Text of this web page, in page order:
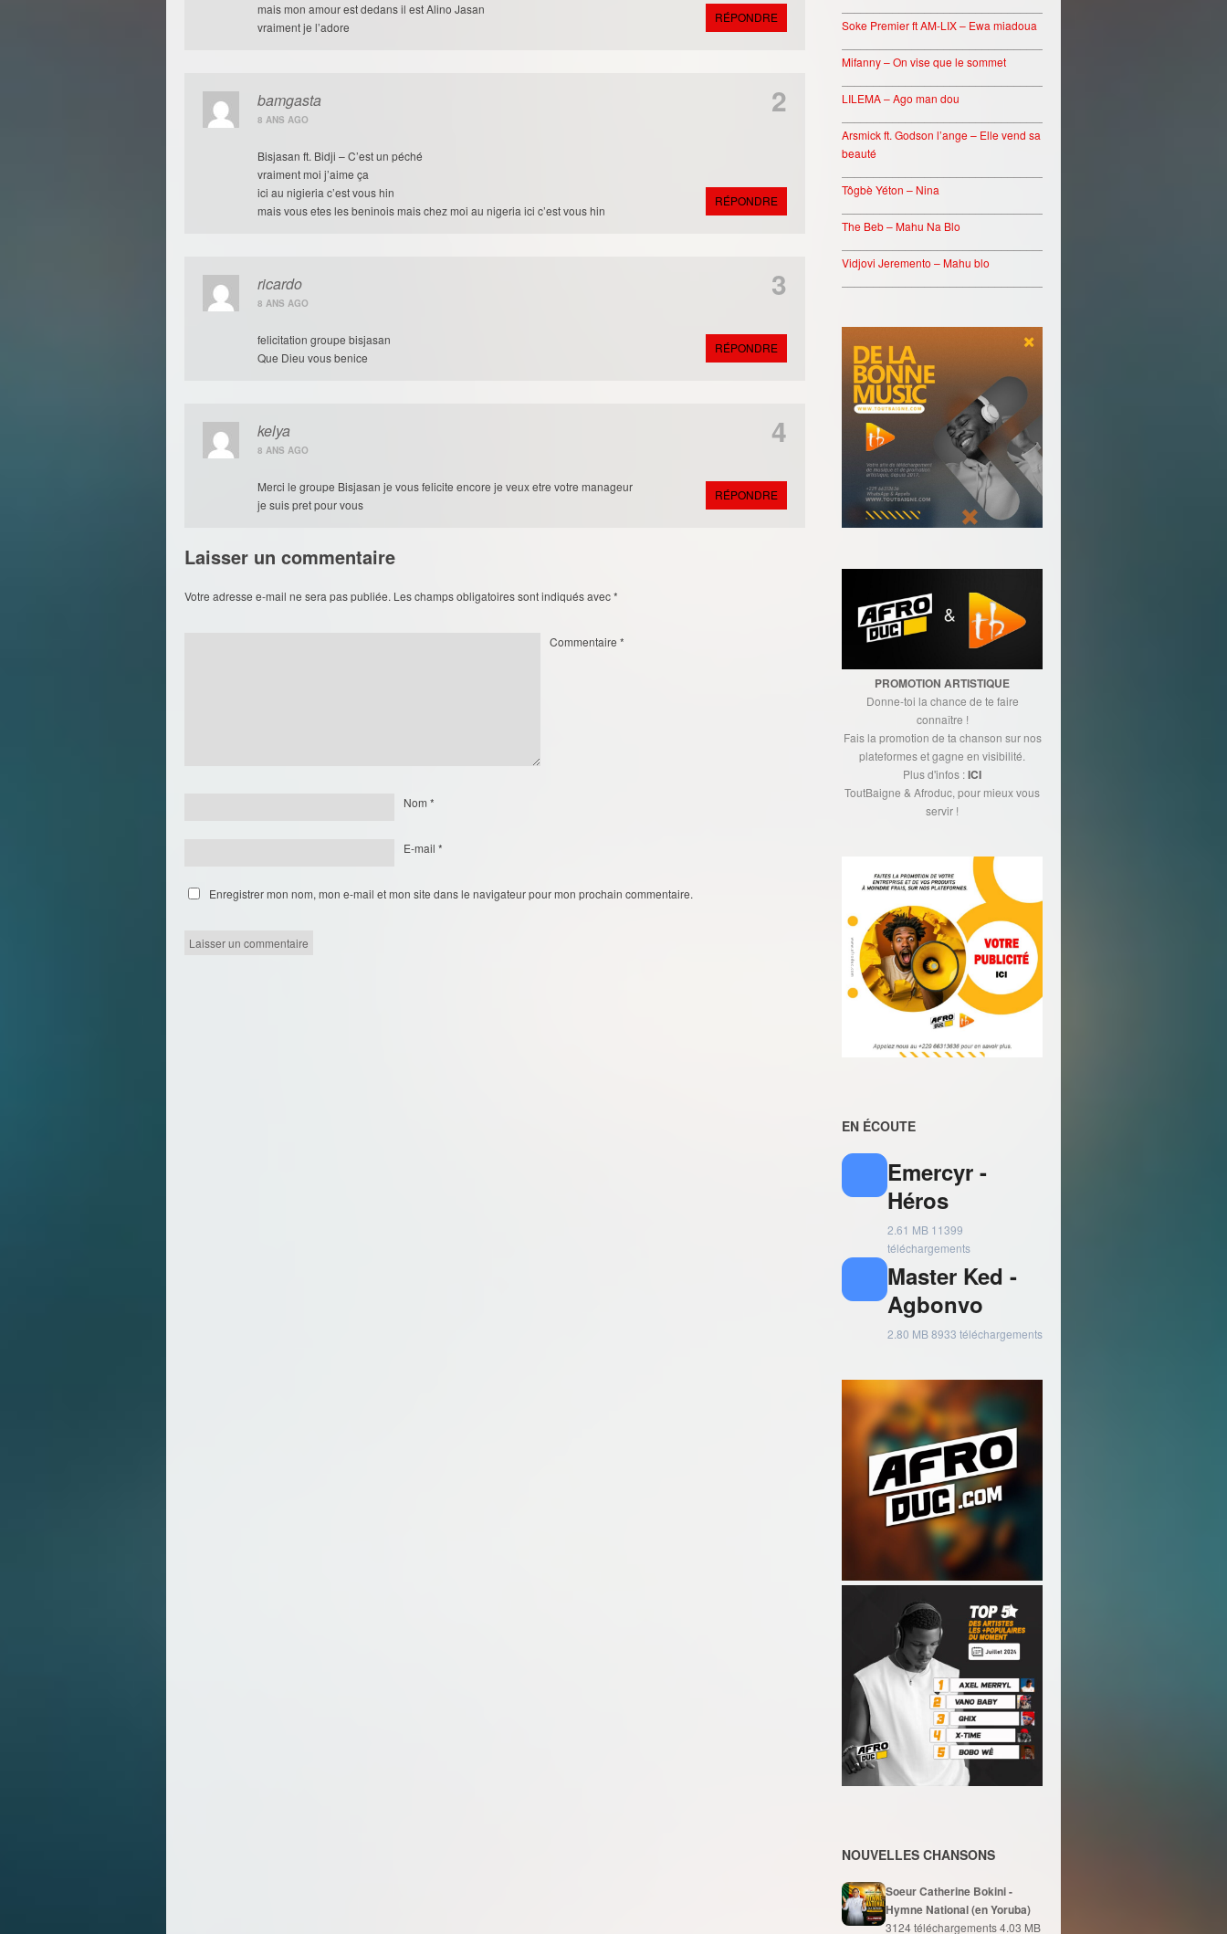
mais mon amour est dedans il est Alino Jasan
vraiment je l’adore
RÉPONDRE
bamgasta
8 ANS AGO
Bisjasan ft. Bidji – C’est un péché
vraiment moi j’aime ça
ici au nigieria c’est vous hin
mais vous etes les beninois mais chez moi au nigeria ici c’est vous hin
RÉPONDRE
2
ricardo
8 ANS AGO
felicitation groupe bisjasan
Que Dieu vous benice
RÉPONDRE
3
kelya
8 ANS AGO
Merci le groupe Bisjasan je vous felicite encore je veux etre votre manageur
je suis pret pour vous
RÉPONDRE
4
Laisser un commentaire
Votre adresse e-mail ne sera pas publiée. Les champs obligatoires sont indiqués avec*
Commentaire *
Nom *
E-mail *
Enregistrer mon nom, mon e-mail et mon site dans le navigateur pour mon prochain commentaire.
Soke Premier ft AM-LIX – Ewa miadoua
Mifanny – On vise que le sommet
LILEMA – Ago man dou
Arsmick ft. Godson l’ange – Elle vend sa
beauté
Tôgbè Yéton – Nina
The Beb – Mahu Na Blo
Vidjovi Jeremento – Mahu blo
PROMOTION ARTISTIQUE
Donne-toi la chance de te faire
connaître !
Fais la promotion de ta chanson sur nos
plateformes et gagne en visibilité.
Plus d'infos :ICI
ToutBaigne & Afroduc, pour mieux vous
servir !
EN ÉCOUTE
Emercyr -
Héros
2.61 MB 11399
téléchargements
Master Ked -
Agbonvo
2.80 MB8933 téléchargements
NOUVELLES CHANSONS
Soeur Catherine Bokini -
Hymne National (en Yoruba)
3124 téléchargements4.03 MB